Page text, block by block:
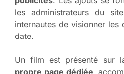
les administrateurs du
internautes de visionner les
date.
Un film est présenté sur
propre page dédiée,